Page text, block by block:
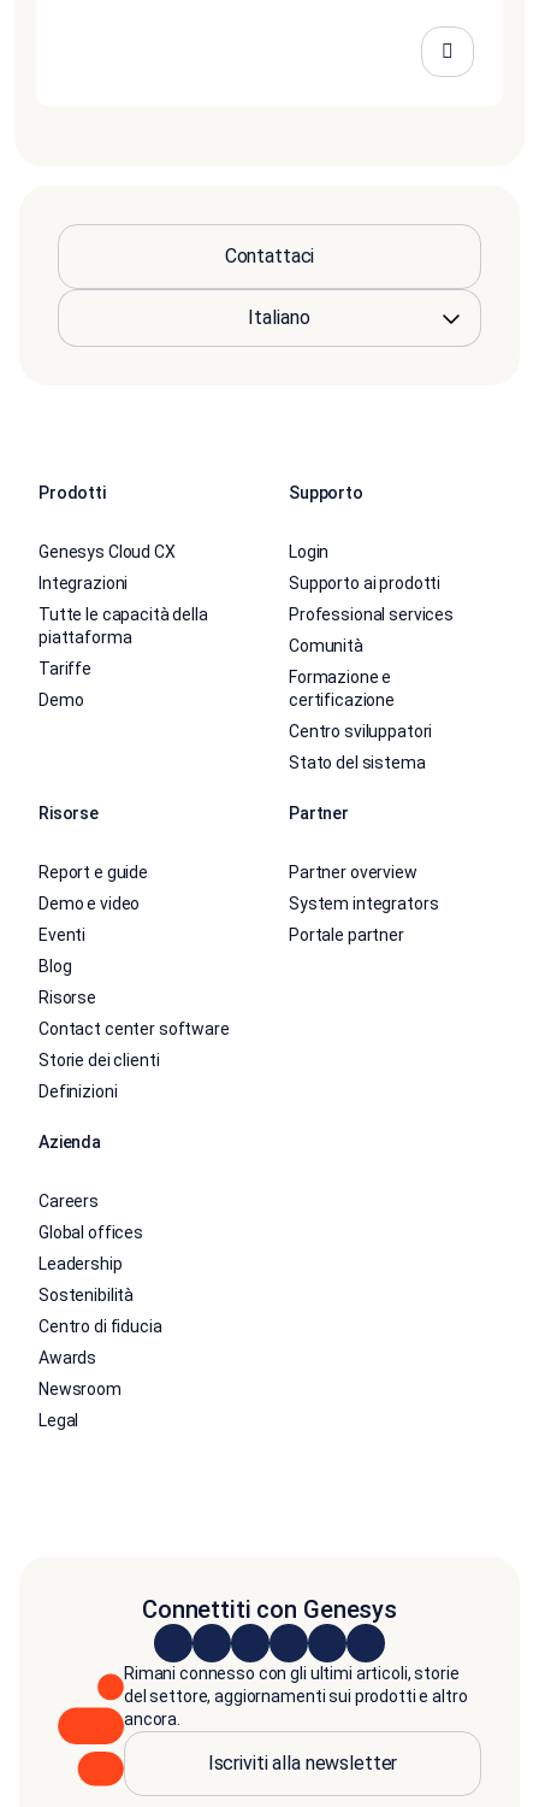
Contattaci
Prodotti
Genesys Cloud CX
Integrazioni
Tutte le capacità della
piattaforma
Tariffe
Demo
Supporto
Login
Supporto ai prodotti
Professional services
Comunità
Formazione e
certificazione
Centro sviluppatori
Stato del sistema
Risorse
Report e guide
Demo e video
Eventi
Blog
Risorse
Contact center software
Storie dei clienti
Definizioni
Partner
Partner overview
System integrators
Portale partner
Azienda
Careers
Global offices
Leadership
Sostenibilità
Centro di fiducia
Awards
Newsroom
Legal
Connettiti con Genesys
Rimani connesso con gli ultimi articoli, storie
del settore, aggiornamenti sui prodotti e altro
ancora.
Iscriviti alla newsletter